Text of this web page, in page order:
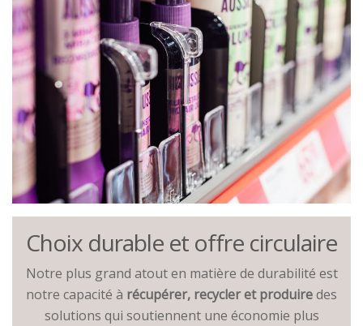
Choix durable et offre circulaire
Notre plus grand atout en matière de durabilité est
notre capacité à récupérer, recycler et produiredes
solutions qui soutiennent une économie plus